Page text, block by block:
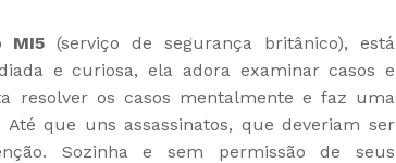
MI5 (serviço de segurança britânico), está
e curiosa, ela adora examinar casos e
resolver os casos mentalmente e faz uma
que uns assassinatos, que deveriam ser
Sozinha e sem permissão de seus